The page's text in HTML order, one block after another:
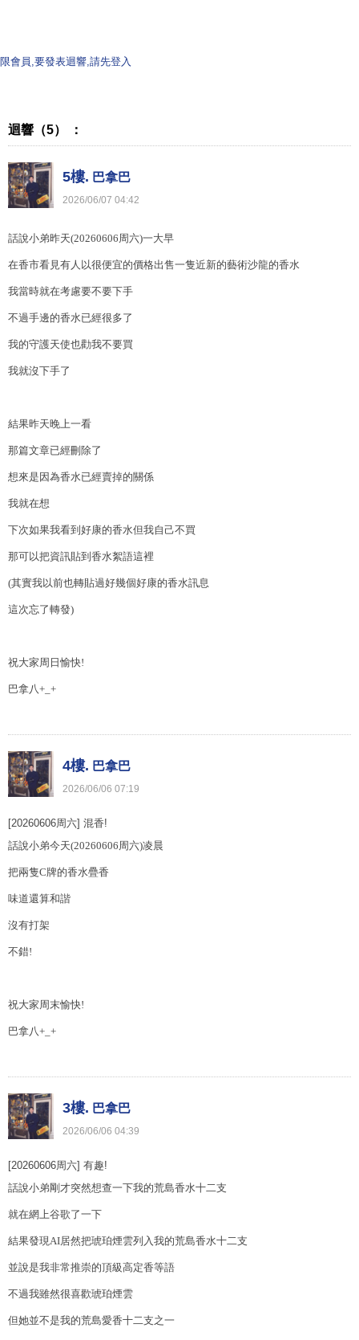
限會員,要發表迴響,請先登入
迴響（5） ：
5樓. 巴拿巴
2026/06/07 04:42
話說小弟昨天(20260606周六)一大早
在香市看見有人以很便宜的價格出售一隻近新的藝術沙龍的香水
我當時就在考慮要不要下手
不過手邊的香水已經很多了
我的守護天使也勸我不要買
我就沒下手了
結果昨天晚上一看
那篇文章已經刪除了
想來是因為香水已經賣掉的關係
我就在想
下次如果我看到好康的香水但我自己不買
那可以把資訊貼到香水絮語這裡
(其實我以前也轉貼過好幾個好康的香水訊息
這次忘了轉發)
祝大家周日愉快!
巴拿八+_+
4樓. 巴拿巴
2026/06/06 07:19
[20260606周六] 混香!
話說小弟今天(20260606周六)凌晨
把兩隻C 牌的香水疊香
味道還算和諧
沒有打架
不錯!
祝大家周末愉快!
巴拿八+_+
3樓. 巴拿巴
2026/06/06 04:39
[20260606周六] 有趣!
話說小弟剛才突然想查一下我的荒島香水十二支
就在網上谷歌了一下
結果發現AI居然把琥珀煙雲列入我的荒島香水十二支
並說是我非常推崇的頂級高定香等語
不過我雖然很喜歡琥珀煙雲
但她並不是我的荒島愛香十二支之一